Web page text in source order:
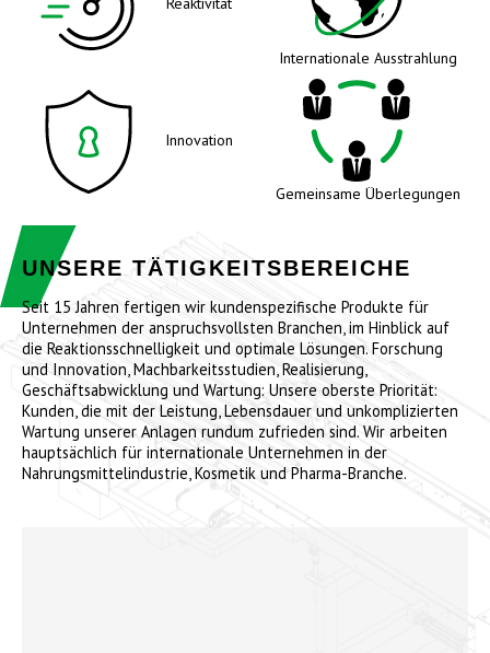
Internationale Ausstrahlung
Innovation
Gemeinsame Überlegungen
UNSERE TÄTIGKEITSBEREICHE
Seit 15 Jahren fertigen wir kundenspezifische Produkte für
Unternehmen der anspruchsvollsten Branchen, im Hinblick auf
die Reaktionsschnelligkeit und optimale Lösungen. Forschung
und Innovation, Machbarkeitsstudien, Realisierung,
Geschäftsabwicklung und Wartung: Unsere oberste Priorität:
Kunden, die mit der Leistung, Lebensdauer und unkomplizierten
Wartung unserer Anlagen rundum zufrieden sind. Wir arbeiten
hauptsächlich für internationale Unternehmen in der
Nahrungsmittelindustrie, Kosmetik und Pharma-Branche.